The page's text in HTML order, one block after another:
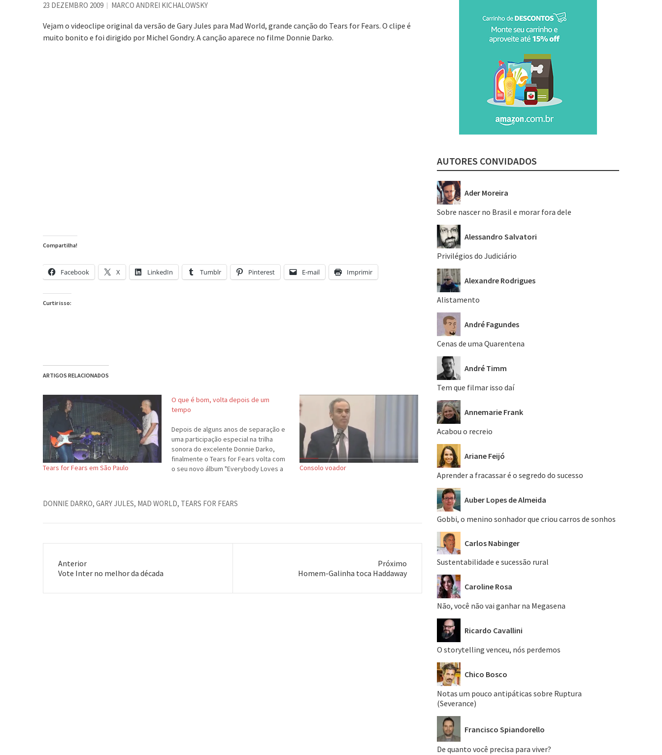
23 DEZEMBRO 2009 MARCO ANDREI KICHALOWSKY
Vejam o videoclipe original da versão de Gary Jules para Mad World, grande canção do Tears for Fears. O clipe é
muito bonito e foi dirigido por Michel Gondry. A canção aparece no filme Donnie Darko.
Compartilha!
Facebook X LinkedIn Tumblr Pinterest E-mail Imprimir
Curtir isso:
ARTIGOS RELACIONADOS
Tears for Fears em São Paulo
O que é bom, volta depois de um
tempo
Depois de alguns anos de separação e
uma participação especial na trilha
sonora do excelente Donnie Darko,
finalmente o Tears for Fears volta com
o seu novo álbum "Everybody Loves a
um…
Consolo voador
DONNIE DARKO, GARY JULES, MAD WORLD, TEARS FOR FEARS
Anterior
Post
Vote Inter no melhor da década
Próximo
Homem-Galinha toca Haddaway
AUTORES CONVIDADOS
Ader Moreira
Sobre nascer no Brasil e morar fora dele
Alessandro Salvatori
Privilégios do Judiciário
Alexandre Rodrigues
Alistamento
André Fagundes
Cenas de uma Quarentena
André Timm
Tem que filmar isso daí
Annemarie Frank
Acabou o recreio
Ariane Feijó
Aprender a fracassar é o segredo do sucesso
Auber Lopes de Almeida
Gobbi, o menino sonhador que criou carros de sonhos
Carlos Nabinger
Sustentabilidade e sucessão rural
Caroline Rosa
Não, você não vai ganhar na Megasena
Ricardo Cavallini
O storytelling venceu, nós perdemos
Chico Bosco
Notas um pouco antipáticas sobre Ruptura
(Severance)
Francisco Spiandorello
De quanto você precisa para viver?